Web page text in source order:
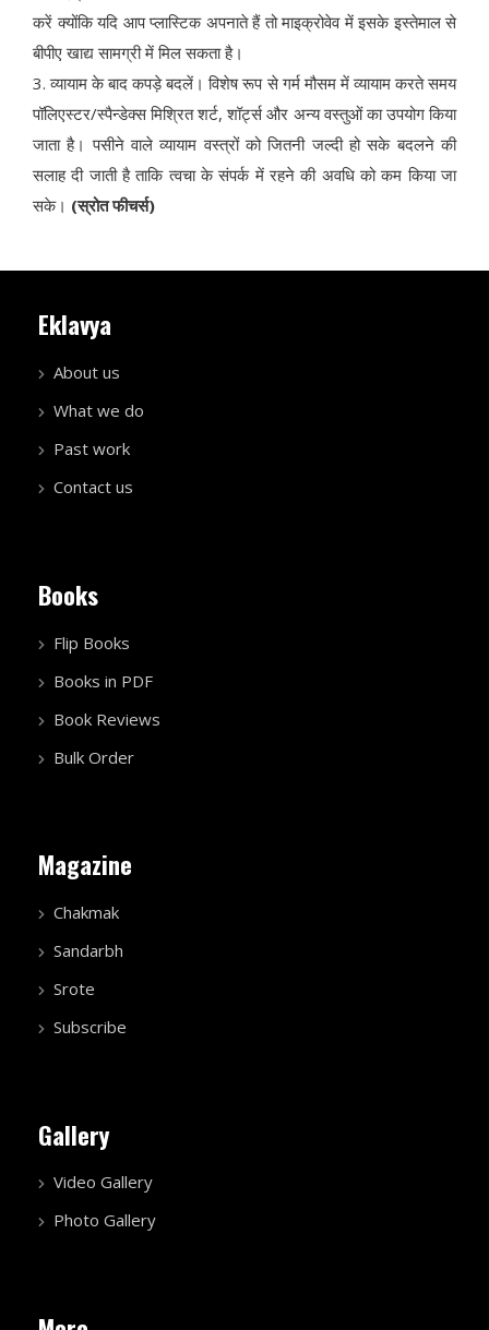
करें क्योंकि यदि आप प्लास्टिक अपनाते हैं तो माइक्रोवेव में इसके इस्तेमाल से
बीपीए खाद्य सामग्री में मिल सकता है।
3. व्यायाम के बाद कपड़े बदलें। विशेष रूप से गर्म मौसम में व्यायाम करते समय
पॉलिएस्टर/स्पैन्डेक्स मिश्रित शर्ट, शॉर्ट्स और अन्य वस्तुओं का उपयोग किया
जाता है। पसीने वाले व्यायाम वस्त्रों को जितनी जल्दी हो सके बदलने की
सलाह दी जाती है ताकि त्वचा के संपर्क में रहने की अवधि को कम किया जा
सके। (स्रोत फीचर्स)
Eklavya
About us
What we do
Past work
Contact us
Books
Flip Books
Books in PDF
Book Reviews
Bulk Order
Magazine
Chakmak
Sandarbh
Srote
Subscribe
Gallery
Video Gallery
Photo Gallery